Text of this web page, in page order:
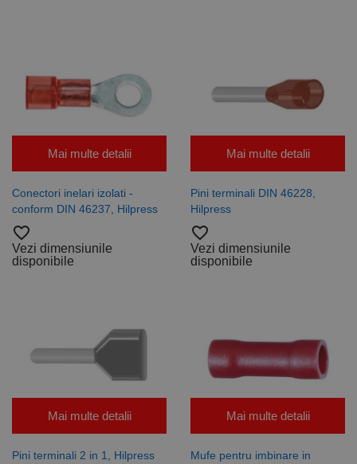
Mai multe detalii
Conectori inelari izolati -
conform DIN 46237, Hilpress
favorite_border
Vezi dimensiunile
disponibile
Mai multe detalii
Pini terminali DIN 46228,
Hilpress
favorite_border
Vezi dimensiunile
disponibile
Mai multe detalii
Pini terminali 2 in 1, Hilpress
Mai multe detalii
Mufe pentru imbinare in